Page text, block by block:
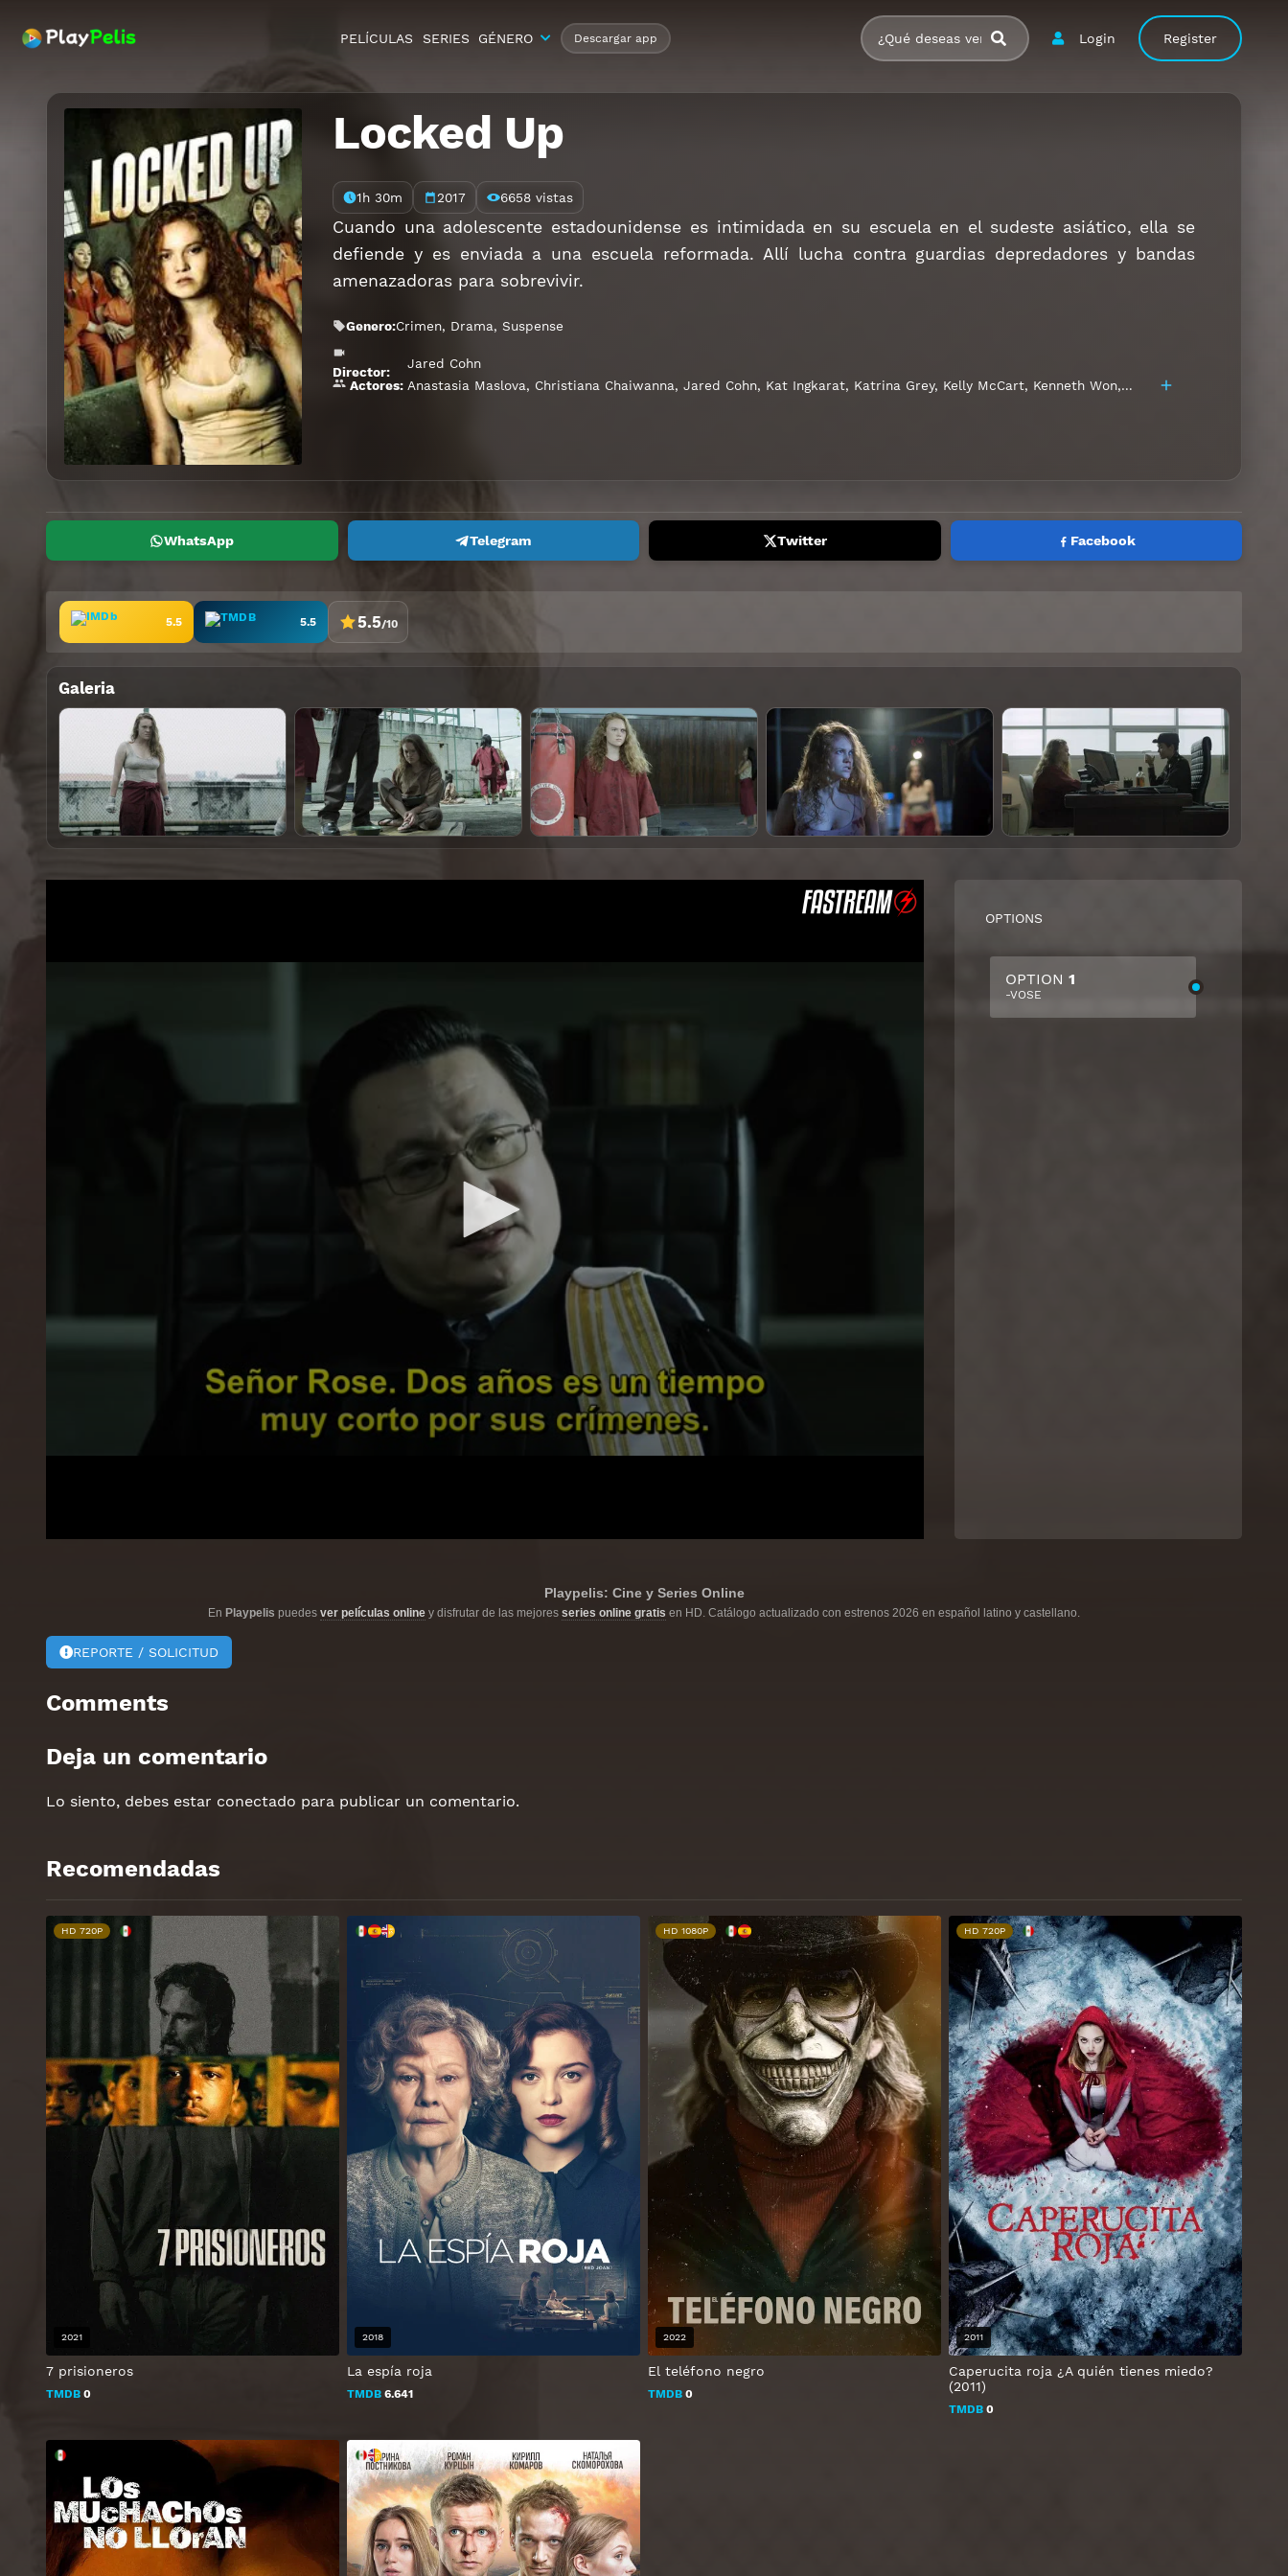
Login Register
PELÍCULAS SERIES GÉNERO Descargar app
Locked Up
1h 30m 2017 6658 vistas
Cuando una adolescente estadounidense es intimidada en su escuela en el sudeste asiático, ella se
defiende y es enviada a una escuela reformada. Allí lucha contra guardias depredadores y bandas
amenazadoras para sobrevivir.
Genero:Crimen, Drama, Suspense
Director:
Jared Cohn
Actores: Anastasia Maslova, Christiana Chaiwanna, Jared Cohn, Kat Ingkarat, Katrina Grey, Kelly McCart, Kenneth Won, Maythavee Weiss
WhatsApp Telegram Twitter Facebook
5.5 5.5 5.5/10
Galeria
OPTIONS
OPTION 1
-VOSE
Playpelis: Cine y Series Online
En Playpelis puedes ver películas online y disfrutar de las mejores series online gratis en HD. Catálogo actualizado con estrenos 2026 en español latino y castellano.
REPORTE / SOLICITUD
Comments
Deja un comentario
Lo siento, debes estar conectado para publicar un comentario.
Recomendadas
7 prisioneros
TMDB 0
HD 720P
2021
La espía roja
TMDB 6.641
2018
El teléfono negro
TMDB 0
HD 1080P
2022
Caperucita roja ¿A quién tienes miedo?
(2011)
TMDB 0
HD 720P
2011